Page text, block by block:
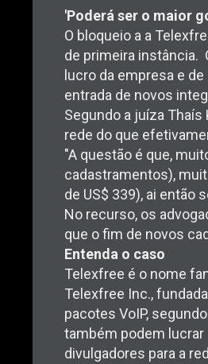
'Poderá ser o maior
O bloqueio a a
de primeira instância.
lucro da empresa e
entrada de novos
Segundo a juíza
rede do que
"A questão é que,
cadastramentos),
de US$ 339), ai então
No recurso, os
que o fim de novos
Entenda o caso
Telexfree é o nome
Telexfree Inc.,
pacotes VoIP,
também podem lucrar
divulgadores para a